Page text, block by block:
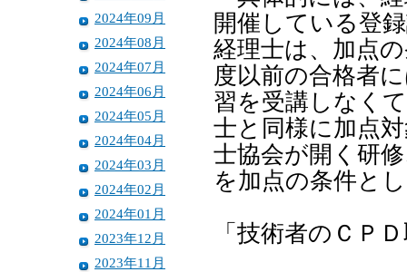
2024年09月
2024年08月
2024年07月
2024年06月
2024年05月
2024年04月
2024年03月
2024年02月
2024年01月
2023年12月
2023年11月
開催している登
経理士は、加点
度以前の合格者
習を受講しなく
士と同様に加点
士協会が開く研
を加点の条件と
「技術者のＣＰ